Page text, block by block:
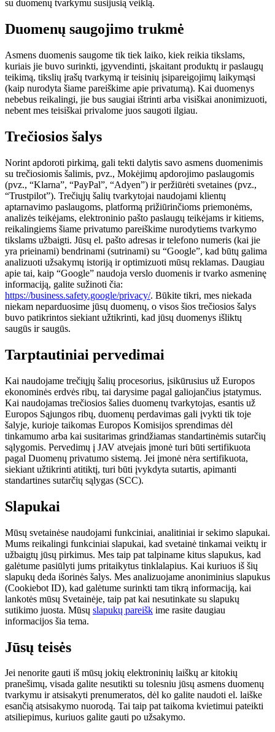
su duomenų tvarkymu susijusią veiklą.
Duomenų saugojimo trukmė
Asmens duomenis saugome tik tiek laiko, kiek reikia tikslams,
kuriais jie buvo surinkti, įgyvendinti, įskaitant produktų ir paslaugų
teikimą, tikslių įrašų tvarkymą ir teisinių įsipareigojimų laikymąsi
(kaip nurodyta šiame pareiškime apie privatumą). Kai duomenys
nebebus reikalingi, jie bus saugiai ištrinti arba visiškai anonimizuoti,
nebent mes teisiškai privalome juos saugoti ilgiau.
Trečiosios šalys
Norint apdoroti pirkimą, gali tekti dalytis savo asmens duomenimis
su trečiosiomis šalimis, pvz., Mokėjimų apdorojimo paslaugomis
(pvz., “Klarna”, “PayPal”, “Adyen”) ir peržiūrėti svetaines (pvz.,
“Trustpilot”). Trečiųjų šalių tvarkytojai naudojami klientų
aptarnavimo paslaugoms, platformą prižiūrinčioms priemonėms,
analizės teikėjams, elektroninio pašto paslaugų teikėjams ir kitiems,
reikalingiems šiame privatumo pareiškime nurodytiems tvarkymo
tikslams užbaigti. Jūsų el. pašto adresas ir telefono numeris (kai jie
yra prieinami) bendrinami (sutrinami) su “Google”, kad būtų galima
analizuoti užsakymų istoriją ir optimizuoti mūsų reklamas. Daugiau
apie tai, kaip “Google” naudoja verslo duomenis ir tvarko asmeninę
informaciją, galite sužinoti čia:
https://business.safety.google/privacy/. Būkite tikri, mes niekada
niekam neparduosime jūsų duomenų, o visos šios trečiosios šalys
buvo patikrintos siekiant užtikrinti, kad jūsų duomenys išliktų
saugūs ir saugūs.
Tarptautiniai pervedimai
Kai naudojame trečiųjų šalių procesorius, įsikūrusius už Europos
ekonominės erdvės ribų, tai darysime pagal galiojančius įstatymus.
Kai naudojamas trečiosios šalies duomenų tvarkytojas, esantis už
Europos Sąjungos ribų, duomenų perdavimas gali įvykti tik toje
šalyje, kurioje taikomas Europos Komisijos sprendimas dėl
tinkamumo arba kai susitarimas grindžiamas standartinėmis sutarčių
sąlygomis. Pervedimų į JAV atvejais įmonė turi būti sertifikuota
pagal Duomenų privatumo sistemą. Jei įmonė nėra sertifikuota,
siekiant užtikrinti atitiktį, turi būti įvykdyta sutartis, apimanti
standartines sutarčių sąlygas (SCC).
Slapukai
Mūsų svetainėse naudojami funkciniai, analitiniai ir sekimo slapukai.
Mums reikalingi funkciniai slapukai, kad svetainė tinkamai veiktų ir
užbaigtų jūsų pirkimus. Mes taip pat talpiname kitus slapukus, kad
galėtume pasiūlyti jums pritaikytus tinklalapius. Kai kuriuos iš šių
slapukų deda išorinės šalys. Mes analizuojame anoniminius slapukus
(Cookiebot ID), kad galėtume surinkti tam tikrą informaciją, kai
lankotės mūsų Svetainėje, taip pat kai nesutinkate su slapukų
sutikimo juosta. Mūsų slapukų pareišk ime rasite daugiau
informacijos šia tema.
Jūsų teisės
Jei nenorite gauti iš mūsų jokių elektroninių laiškų ar kitokių
pranešimų, visada galite nesutikti su tolesniu jūsų asmens duomenų
tvarkymu ir atsisakyti prenumeratos, dėl ko galite naudoti el. laiške
esančią atsisakymo nuorodą. Tai taip pat taikoma kvietimui pateikti
atsiliepimus, kuriuos galite gauti po užsakymo.